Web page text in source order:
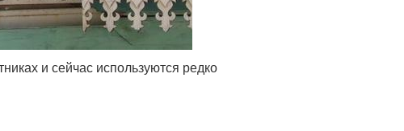
и сейчас используются редко